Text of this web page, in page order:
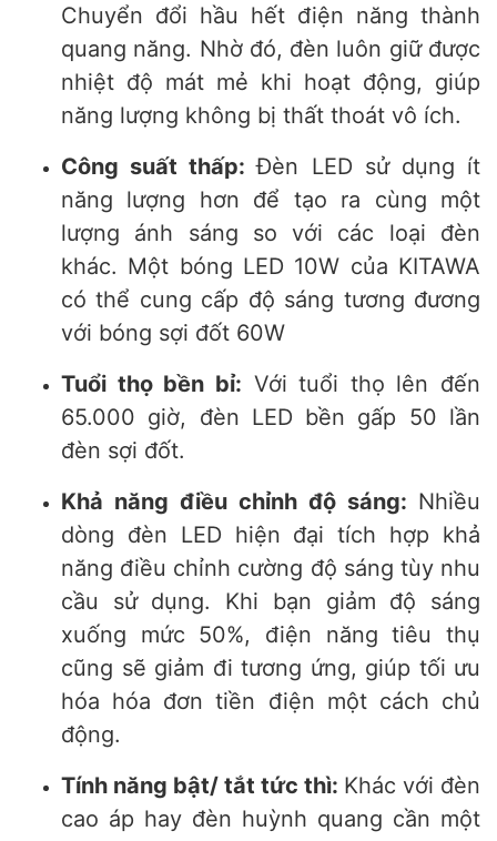
Chuyển đổi hầu hết điện năng thành
quang năng. Nhờ đó, đèn luôn giữ được
nhiệt độ mát mẻ khi hoạt động, giúp
năng lượng không bị thất thoát vô ích.
Công suất thấp:Đèn LED sử dụng ít
năng lượng hơn để tạo ra cùng một
lượng ánh sáng so với các loại đèn
khác. Một bóng LED 10W của KITAWA
có thể cung cấp độ sáng tương đương
với bóng sợi đốt 60W
Tuổi thọ bền bỉ: Với tuổi thọ lên đến
65.000 giờ, đèn LED bền gấp 50 lần
đèn sợi đốt.
Khả năng điều chỉnh độ sáng: Nhiều
dòng đèn LED hiện đại tích hợp khả
năng điều chỉnh cường độ sáng tùy nhu
cầu sử dụng. Khi bạn giảm độ sáng
xuống mức 50%, điện năng tiêu thụ
cũng sẽ giảm đi tương ứng, giúp tối ưu
hóa hóa đơn tiền điện một cách chủ
động.
Tính năng bật/ tắt tức thì: Khác với đèn
cao áp hay đèn huỳnh quang cần một